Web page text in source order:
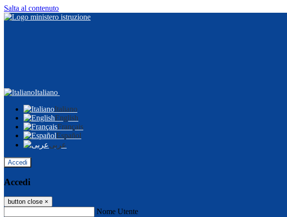
Salta al contenuto
Italiano
Italiano
English
Français
Español
عربى
Accedi
Accedi
button close ×
Nome Utente